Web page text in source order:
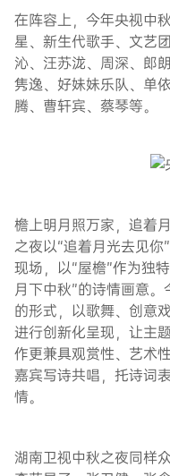
在阵容上，今年央视中
星、新生代歌手、文艺
沁、汪苏泷、周深、郎
隽逸、好妹妹乐队、单
腾、曹轩宾、蔡琴等。
檐上明月照万家，追着
之夜以“追着月光去见你
现场，以“屋檐”作为独
月下中秋”的诗情画意
的形式，以歌舞、创意
进行创新化呈现，让主
作更兼具观赏性、艺术
嘉宾写诗共唱，托诗词
情。
湖南卫视中秋之夜同样